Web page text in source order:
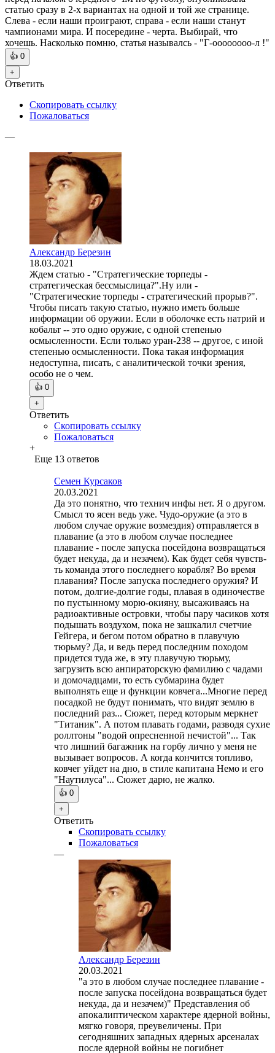
статью сразу в 2-х вариантах на одной и той же странице.
Слева - если наши проиграют, справа - если наши станут
чампионами мира. И посередине - черта. Выбирай, что
хочешь. Насколько помню, статья называлсь - "Г-оооооооо-л !"
👍 0
+
Ответить
Скопировать ссылку
Пожаловаться
—
Александр Березин
18.03.2021
Ждем статью - "Стратегические торпеды -
стратегическая бессмыслица?".Ну или -
"Стратегические торпеды - стратегический прорыв?".
Чтобы писать такую статью, нужно иметь больше
информации об оружии. Если в оболочке есть натрий и
кобальт -- это одно оружие, с одной степенью
осмысленности. Если только уран-238 -- другое, с иной
степенью осмысленности. Пока такая информация
недоступна, писать, с аналитической точки зрения,
особо не о чем.
👍 0
+
Ответить
Скопировать ссылку
Пожаловаться
+
Еще 13 ответов
Семен Курсаков
20.03.2021
Да это понятно, что технич инфы нет. Я о другом.
Смысл то ясен ведь уже. Чудо-оружие (а это в
любом случае оружие возмездия) отправляется в
плавание (а это в любом случае последнее
плавание - после запуска посейдона возвращаться
будет некуда, да и незачем). Как будет себя чувств-
ть команда этого последнего корабля? Во время
плавания? После запуска последнего оружия? И
потом, долгие-долгие годы, плавая в одиночестве
по пустынному морю-окияну, высаживаясь на
радиоактивные островки, чтобы пару часиков хотя
подышать воздухом, пока не зашкалил счетчие
Гейгера, и бегом потом обратно в плавучую
тюрьму? Да, и ведь перед последним походом
придется туда же, в эту плавучую тюрьму,
загрузить всю анпираторскую фамилию с чадами
и домочадцами, то есть субмарина будет
выполнять еще и функции ковчега...Многие перед
посадкой не будут понимать, что видят землю в
последний раз... Сюжет, перед которым меркнет
"Титаник". А потом плавать годами, разводя сухие
роллтоны "водой опресненной нечистой"... Так
что лишний багажник на горбу лично у меня не
вызывает вопросов. А когда кончится топливо,
ковчег уйдет на дно, в стиле капитана Немо и его
"Наутилуса"... Сюжет дарю, не жалко.
👍 0
+
Ответить
Скопировать ссылку
Пожаловаться
—
Александр Березин
20.03.2021
"а это в любом случае последнее плавание -
после запуска посейдона возвращаться будет
некуда, да и незачем)" Представления об
апокалиптическом характере ядерной войны,
мягко говоря, преувеличены. При
сегодняшних западных ядерных арсеналах
после ядерной войны не погибнет